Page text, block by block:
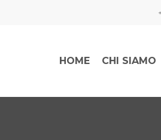
HOME CHI SIAMO